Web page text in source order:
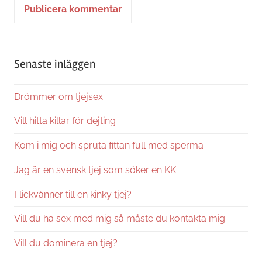
Senaste inläggen
Drömmer om tjejsex
Vill hitta killar för dejting
Kom i mig och spruta fittan full med sperma
Jag är en svensk tjej som söker en KK
Flickvänner till en kinky tjej?
Vill du ha sex med mig så måste du kontakta mig
Vill du dominera en tjej?